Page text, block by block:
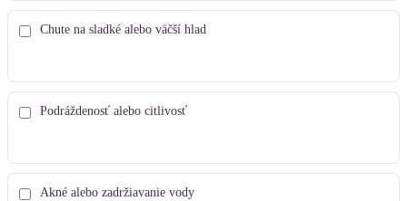
Chute na sladké alebo väčší hlad
Podráždenosť alebo citlivosť
Akné alebo zadržiavanie vody